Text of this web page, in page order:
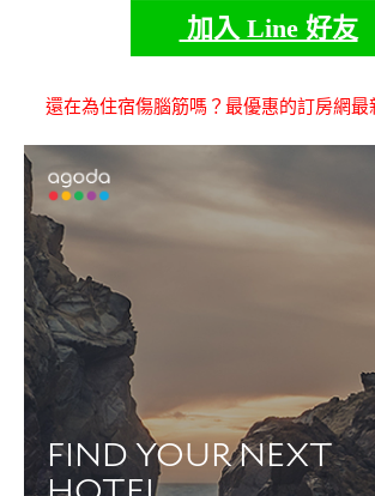
加入 Line 好友
還在為住宿傷腦筋嗎？最優惠的訂房網最